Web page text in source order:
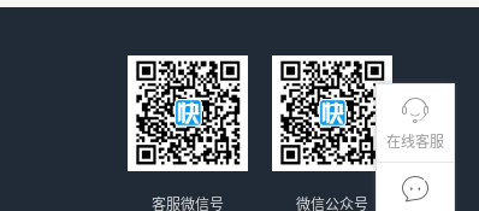
在线客服
微信公众号
客服微信号